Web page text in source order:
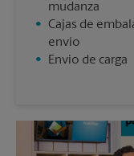
mudanza
• Cajas de
envío
•
Envío de carga